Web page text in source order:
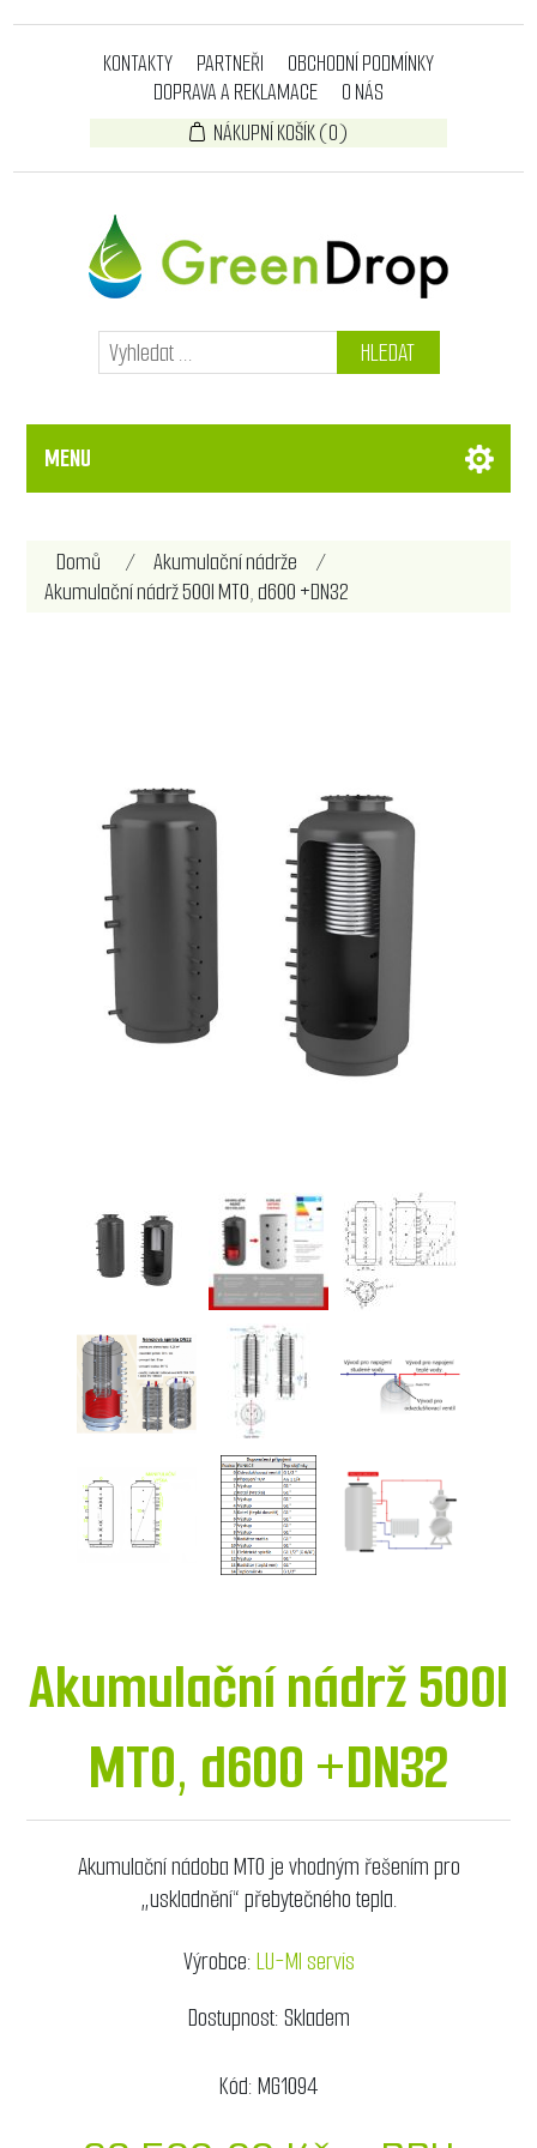
KONTAKTY PARTNEŘI
OBCHODNÍ PODMÍNKY
DOPRAVA A REKLAMACE
O NÁS
NÁKUPNÍ KOŠÍK(0)
HLEDAT
MENU
Domů / Akumulační nádrže
/
Akumulační nádrž 500l MT0, d600 +DN32
Akumulační nádrž 500l
MT0, d600 +DN32
Akumulační nádoba MT0 je vhodným řešením pro
„uskladnění“ přebytečného tepla.
Výrobce:LU-MI servis
Dostupnost:Skladem
Kód:MG1094
Název atributu